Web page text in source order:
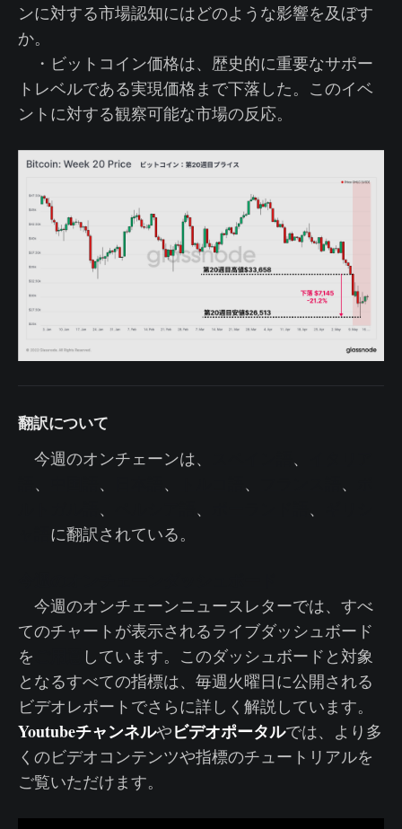
ンに対する市場認知にはどのような影響を及ぼす
か。
・ビットコイン価格は、歴史的に重要なサポー
トレベルである実現価格まで下落した。このイベ
ントに対する観察可能な市場の反応。
翻訳について
今週のオンチェーンは、 、
、 、 、 、 、
、 、 、
に翻訳されている。
今週のオンチェーンニュースレターでは、すべ
てのチャートが表示されるライブダッシュボード
を
しています。このダッシュボードと対象
となるすべての指標は、毎週火曜日に公開される
ビデオレポートでさらに詳しく解説しています。
Youtubeチャンネルやビデオポータルでは、より多
くのビデオコンテンツや指標のチュートリアルを
ご覧いただけます。